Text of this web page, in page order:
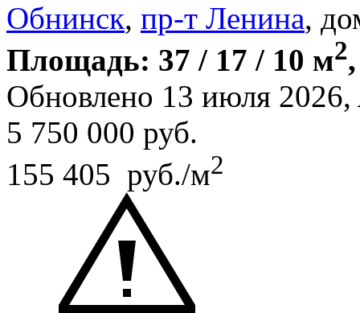
Обнинск, пр-т Ленина,
Площадь: 37 / 17 / 10 м2
Обновлено 13 июля 2026,
5 750 000 руб.
155 405 руб./м2